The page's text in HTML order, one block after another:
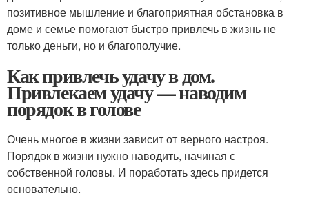
позитивное мышление и благоприятная обстановка в
доме и семье помогают быстро привлечь в жизнь не
только деньги, но и благополучие.
Как привлечь удачу в дом.
Привлекаем удачу — наводим
порядок в голове
Очень многое в жизни зависит от верного настроя.
Порядок в жизни нужно наводить, начиная с
собственной головы. И поработать здесь придется
основательно.